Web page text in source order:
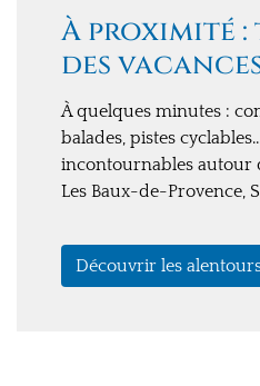
À proximité
des
À quelques minutes :
balades, pistes
incontournables autour
Les Baux-de-Provence,
Découvrir les